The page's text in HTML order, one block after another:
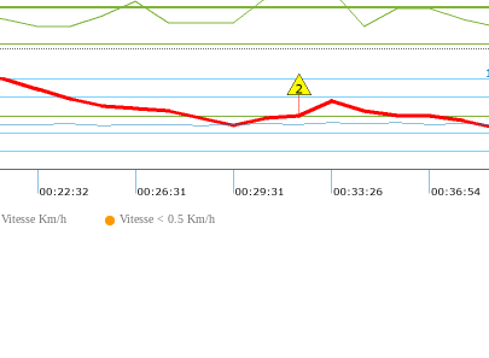
Vitesse Km/h Vitesse < 0.5 Km/h